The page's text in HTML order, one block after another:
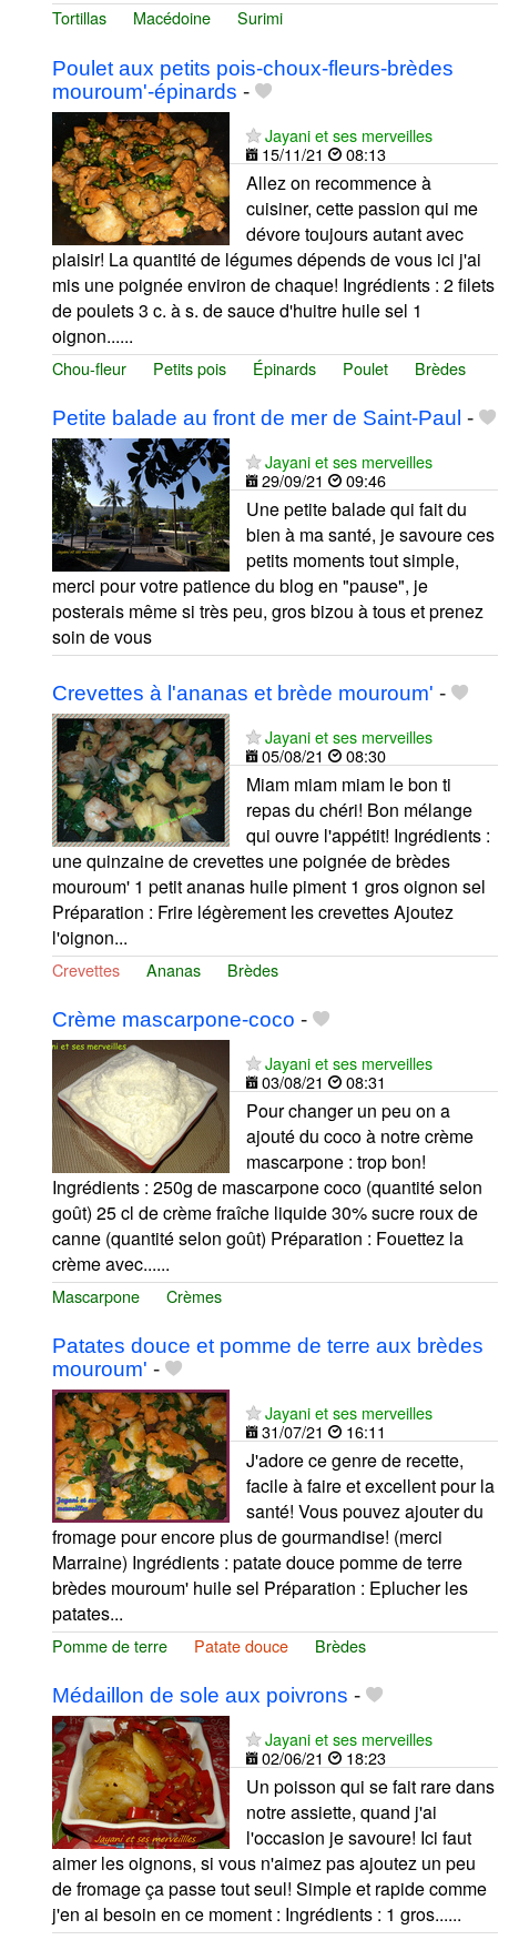
Tortillas Macédoine Surimi
Poulet aux petits pois-choux-fleurs-brèdes
mouroum'-épinards -
Jayani et ses merveilles
15/11/21
08:13
Allez on recommence à
cuisiner, cette passion qui me
dévore toujours autant avec
plaisir! La quantité de légumes dépends de vous ici j'ai
mis une poignée environ de chaque! Ingrédients : 2 filets
de poulets 3 c. à s. de sauce d'huitre huile sel 1
oignon......
Chou-fleur Petits pois Épinards Poulet Brèdes
Petite balade au front de mer de Saint-Paul -
Jayani et ses merveilles
29/09/21
09:46
Une petite balade qui fait du
bien à ma santé, je savoure ces
petits moments tout simple,
merci pour votre patience du blog en "pause", je
posterais même si très peu, gros bizou à tous et prenez
soin de vous
Crevettes à l'ananas et brède mouroum' -
Jayani et ses merveilles
05/08/21
08:30
Miam miam miam le bon ti
repas du chéri! Bon mélange
qui ouvre l'appétit! Ingrédients :
une quinzaine de crevettes une poignée de brèdes
mouroum' 1 petit ananas huile piment 1 gros oignon sel
Préparation : Frire légèrement les crevettes Ajoutez
l'oignon...
Crevettes Ananas Brèdes
Crème mascarpone-coco -
Jayani et ses merveilles
03/08/21
08:31
Pour changer un peu on a
ajouté du coco à notre crème
mascarpone : trop bon!
Ingrédients : 250g de mascarpone coco (quantité selon
goût) 25 cl de crème fraîche liquide 30% sucre roux de
canne (quantité selon goût) Préparation : Fouettez la
crème avec......
Mascarpone Crèmes
Patates douce et pomme de terre aux brèdes
mouroum' -
Jayani et ses merveilles
31/07/21
16:11
J'adore ce genre de recette,
facile à faire et excellent pour la
santé! Vous pouvez ajouter du
fromage pour encore plus de gourmandise! (merci
Marraine) Ingrédients : patate douce pomme de terre
brèdes mouroum' huile sel Préparation : Eplucher les
patates...
Pomme de terre Patate douce Brèdes
Médaillon de sole aux poivrons -
Jayani et ses merveilles
02/06/21
18:23
Un poisson qui se fait rare dans
notre assiette, quand j'ai
l'occasion je savoure! Ici faut
aimer les oignons, si vous n'aimez pas ajoutez un peu
de fromage ça passe tout seul! Simple et rapide comme
j'en ai besoin en ce moment : Ingrédients : 1 gros......